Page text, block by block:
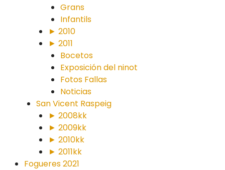
Grans
Infantils
► 2010
► 2011
Bocetos
Exposición del ninot
Fotos Fallas
Noticias
San Vicent Raspeig
► 2008kk
► 2009kk
► 2010kk
► 2011kk
Fogueres 2021